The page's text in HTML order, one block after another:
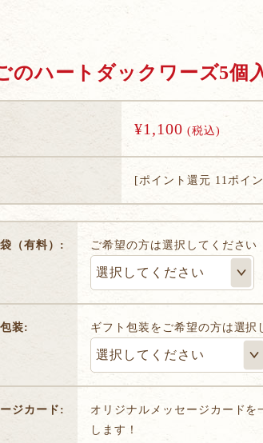
のハートダックワーズ5個
¥1,100 (税込)
[ポイント還元 11ポイ
（有料）: ご希望の方は選択してください
装: ギフト包装をご希望の方は選択
ジカード:
オリジナルメッセージカードを
します！